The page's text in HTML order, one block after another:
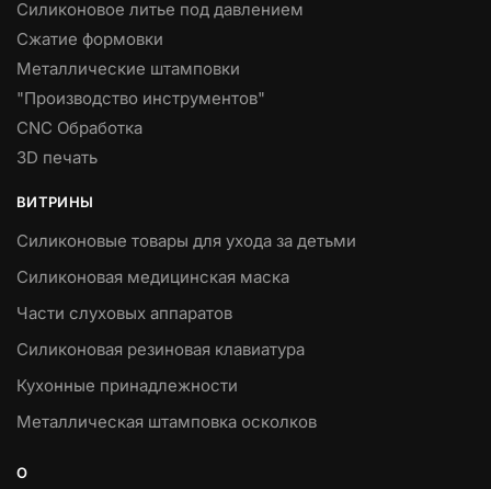
Силиконовое литье под давлением
Сжатие формовки
Металлические штамповки
"Производство инструментов"
CNC Обработка
3D печать
ВИТРИНЫ
Силиконовые товары для ухода за детьми
Силиконовая медицинская маска
Части слуховых аппаратов
Силиконовая резиновая клавиатура
Кухонные принадлежности
Металлическая штамповка осколков
О